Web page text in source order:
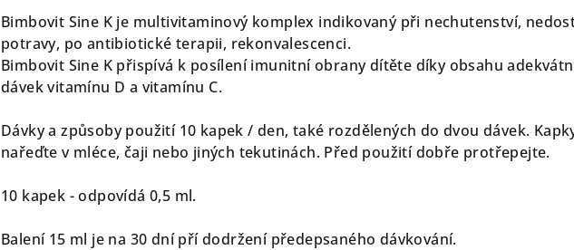
Bimbovit Sine K je multivitaminový komplex indikovaný při nechutenství,
potravy, po antibiotické terapii, rekonvalescenci.
Bimbovit Sine K přispívá k posílení imunitní obrany dítěte díky obsahu
dávek vitamínu D a vitamínu C.
Dávky a způsoby použití 10 kapek / den, také rozdělených do dvou dávek.
nařeďte v mléce, čaji nebo jiných tekutinách. Před použití dobře protřepejte.
10 kapek - odpovídá 0,5 ml.
Balení 15 ml je na 30 dní pří dodržení předepsaného dávkování.